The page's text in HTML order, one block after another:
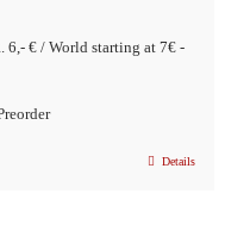
6,- € / World starting at 7€ -
Details